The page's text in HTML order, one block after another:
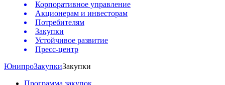
Корпоративное управление
Акционерам и инвесторам
Потребителям
Закупки
Устойчивое развитие
Пресс-центр
ЮнипроЗакупкиЗакупки